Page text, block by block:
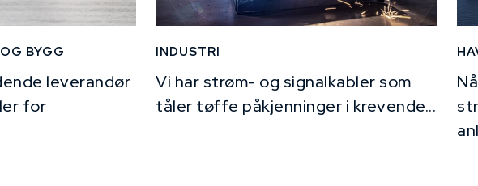
BYGG
leverandør
for
INDUSTRI
Vi har strøm- og signalkabler som
tåler tøffe påkjenninger i krevende...